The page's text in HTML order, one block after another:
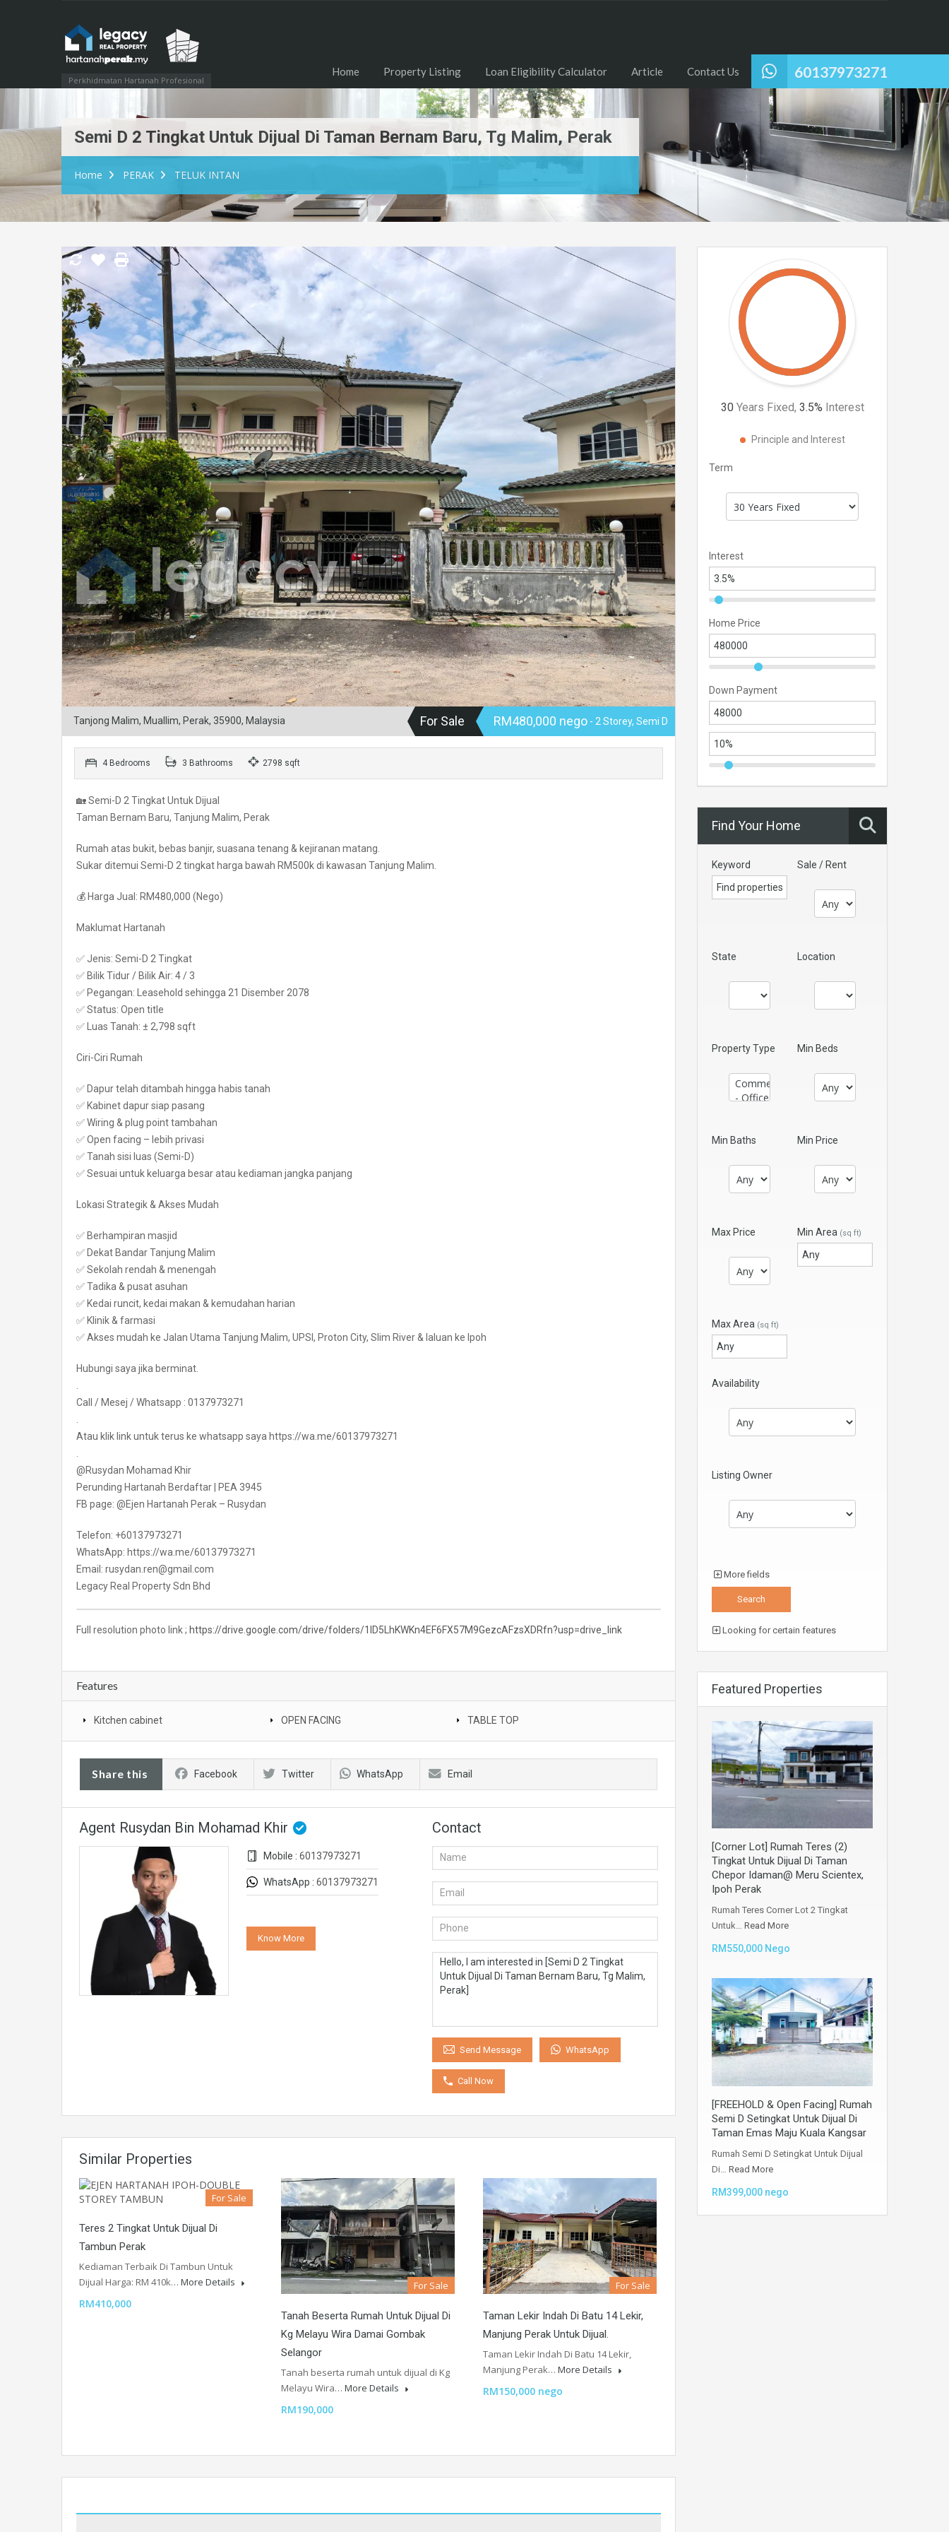
Perkhidmatan Hartanah Profesional 60137973271
Home Property Listing Loan Eligibility Calculator Article Contact Us
Semi D 2 Tingkat Untuk Dijual Di Taman Bernam Baru, Tg Malim, Perak
Home PERAK TELUK INTAN
Tanjong Malim, Muallim, Perak, 35900, Malaysia For Sale RM480,000 nego - 2 Storey, Semi D
4 Bedrooms 3 Bathrooms 2798 sqft
🏡 Semi-D 2 Tingkat Untuk Dijual
Taman Bernam Baru, Tanjung Malim, Perak
Rumah atas bukit, bebas banjir, suasana tenang & kejiranan matang.
Sukar ditemui Semi-D 2 tingkat harga bawah RM500k di kawasan Tanjung Malim.
💰 Harga Jual: RM480,000 (Nego)
Maklumat Hartanah
✅ Jenis: Semi-D 2 Tingkat
✅ Bilik Tidur / Bilik Air: 4 / 3
✅ Pegangan: Leasehold sehingga 21 Disember 2078
✅ Status: Open title
✅ Luas Tanah: ± 2,798 sqft
Ciri-Ciri Rumah
✅ Dapur telah ditambah hingga habis tanah
✅ Kabinet dapur siap pasang
✅ Wiring & plug point tambahan
✅ Open facing – lebih privasi
✅ Tanah sisi luas (Semi-D)
✅ Sesuai untuk keluarga besar atau kediaman jangka panjang
Lokasi Strategik & Akses Mudah
✅ Berhampiran masjid
✅ Dekat Bandar Tanjung Malim
✅ Sekolah rendah & menengah
✅ Tadika & pusat asuhan
✅ Kedai runcit, kedai makan & kemudahan harian
✅ Klinik & farmasi
✅ Akses mudah ke Jalan Utama Tanjung Malim, UPSI, Proton City, Slim River & laluan ke Ipoh
Hubungi saya jika berminat.
Call / Mesej / Whatsapp : 0137973271
Atau klik link untuk terus ke whatsapp saya https://wa.me/60137973271
@Rusydan Mohamad Khir
Perunding Hartanah Berdaftar | PEA 3945
FB page: @Ejen Hartanah Perak – Rusydan
Telefon: +60137973271
WhatsApp: https://wa.me/60137973271
Email: rusydan.ren@gmail.com
Legacy Real Property Sdn Bhd
Full resolution photo link ; https://drive.google.com/drive/folders/1ID5LhKWKn4EF6FX57M9GezcAFzsXDRfn?usp=drive_link
Features
Kitchen cabinet OPEN FACING TABLE TOP
Share this Facebook Twitter WhatsApp Email
Agent Rusydan Bin Mohamad Khir
Mobile : 60137973271
WhatsApp : 60137973271
Know More
Contact
Send Message WhatsApp
Call Now
Similar Properties
For Sale
Teres 2 Tingkat Untuk Dijual Di
Tambun Perak
Kediaman Terbaik Di Tambun Untuk
Dijual Harga: RM 410k… More Details
RM410,000
For Sale
Tanah Beserta Rumah Untuk Dijual Di
Kg Melayu Wira Damai Gombak
Selangor
Tanah beserta rumah untuk dijual di Kg
Melayu Wira… More Details
RM190,000
For Sale
Taman Lekir Indah Di Batu 14 Lekir,
Manjung Perak Untuk Dijual.
Taman Lekir Indah Di Batu 14 Lekir,
Manjung Perak… More Details
RM150,000 nego
30 Years Fixed, 3.5% Interest
Principle and Interest
Term
Interest
Home Price
Down Payment
Find Your Home
Keyword Sale / Rent
State Location
Property Type Min Beds
Min Baths Min Price
Max Price Min Area (sq ft)
Max Area (sq ft)
Availability
Listing Owner
More fields
Looking for certain features
Featured Properties
[Corner Lot] Rumah Teres (2)
Tingkat Untuk Dijual Di Taman
Chepor Idaman@ Meru Scientex,
Ipoh Perak
Rumah Teres Corner Lot 2 Tingkat
Untuk… Read More
RM550,000 Nego
[FREEHOLD & Open Facing] Rumah
Semi D Setingkat Untuk Dijual Di
Taman Emas Maju Kuala Kangsar
Rumah Semi D Setingkat Untuk Dijual
Di… Read More
RM399,000 nego